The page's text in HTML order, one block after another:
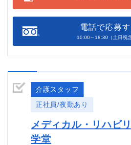
電話で応募す
10:00～18:30（土日祝含
介護スタッフ
正社員/夜勤あり
メディカル・リハビ
学堂